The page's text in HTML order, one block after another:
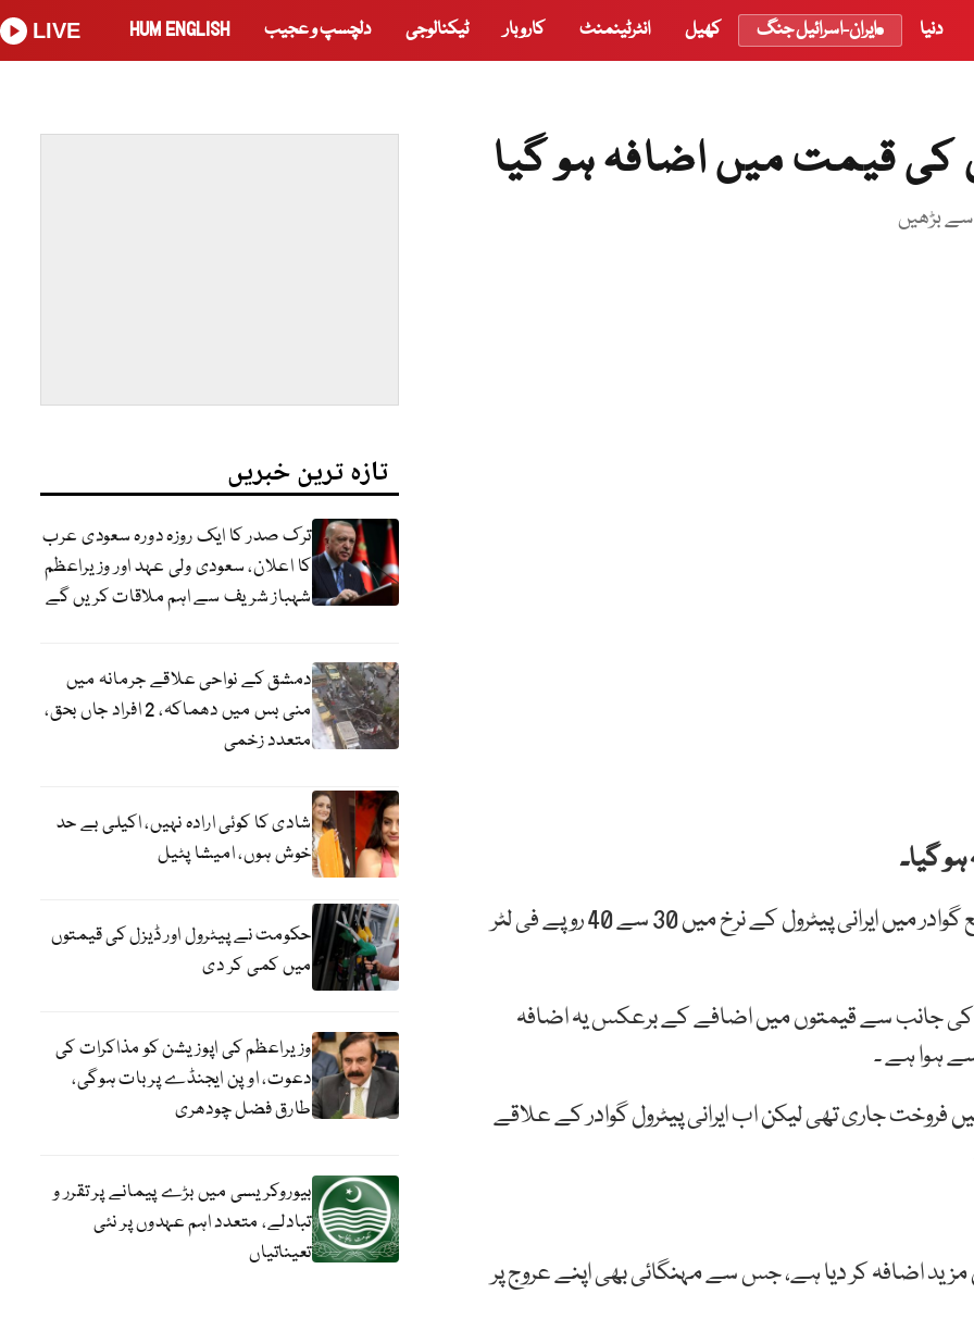
دنیا ایران-اسرائیل جنگ کھیل انٹرٹینمنٹ کاروبار ٹیکنالوجی دلچسپ و عجیب HUM ENGLISH
LIVE
کی قیمت میں اضافہ ہو گیا
سے بڑھیں
گیا۔
بلوچستان میں ایران سے متصل سرحدی اور ساحلی ضلع گوادر میں ایرانی پیٹرول کے نرخ میں 30 سے 40 روپے فی لٹر
کی جانب سے قیمتوں میں اضافے کے برعکس یہ اضافہ
ہوا ہے ۔
پیٹرول کی 170 روپے سے 180 روپے میں فروخت جاری تھی لیکن اب ایرانی پیٹرول گوادر کے علاقے
اضافہ کر دیا ہے، جس سے مہنگائی بھی اپنے عروج پر
تازہ ترین خبریں
ترک صدر کا ایک روزہ دورہ سعودی عرب
کا اعلان، سعودی ولی عہد اور وزیراعظم
شہباز شریف سے اہم ملاقات کریں گے
دمشق کے نواحی علاقے جرمانہ میں
منی بس میں دھماکہ، 2 افراد جاں بحق،
متعدد زخمی
شادی کا کوئی ارادہ نہیں، اکیلی بے حد
خوش ہوں، امیشا پٹیل
حکومت نے پیٹرول اور ڈیزل کی قیمتوں
میں کمی کر دی
وزیراعظم کی اپوزیشن کو مذاکرات کی
دعوت، اوپن ایجنڈے پر بات ہوگی،
طارق فضل چودھری
بیوروکریسی میں بڑے پیمانے پر تقرر و
تبادلے، متعدد اہم عہدوں پر نئی
تعیناتیاں